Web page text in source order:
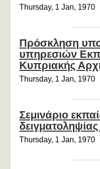
Thursday, 1 Jan, 1970
Πρόσκληση
υπηρεσιών
Κυπριακής
Thursday, 1 Jan, 1970
Σεμινάριο
Thursday, 1 Jan, 1970